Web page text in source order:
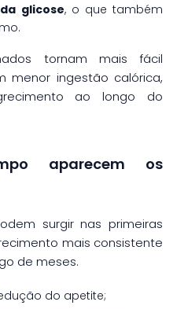
glicose, o que também
tornam mais fácil
menor ingestão calórica,
ao longo do
aparecem os
surgir nas primeiras
mais consistente
de meses.
do apetite;